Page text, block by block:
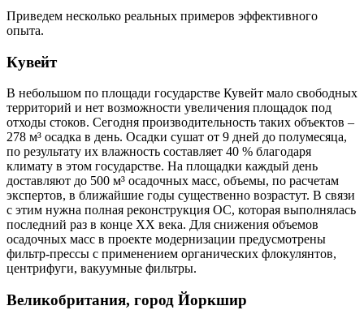
Приведем несколько реальных примеров эффективного
опыта.
Кувейт
В небольшом по площади государстве Кувейт мало свободных
территорий и нет возможности увеличения площадок под
отходы стоков. Сегодня производительность таких объектов –
278 м³ осадка в день. Осадки сушат от 9 дней до полумесяца,
по результату их влажность составляет 40 % благодаря
климату в этом государстве. На площадки каждый день
доставляют до 500 м³ осадочных масс, объемы, по расчетам
экспертов, в ближайшие годы существенно возрастут. В связи
с этим нужна полная реконструкция ОС, которая выполнялась
последний раз в конце ХХ века. Для снижения объемов
осадочных масс в проекте модернизации предусмотрены
фильтр-прессы с применением органических флокулянтов,
центрифуги, вакуумные фильтры.
Великобритания, город Йоркшир